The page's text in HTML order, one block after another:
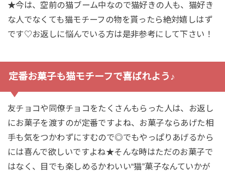
★今は、空前の猫ブーム中なので猫好きの人も、猫好き
な人でなくても猫モチーフの物を貰ったら絶対嬉しはず
です♡お返しに悩んでいる方は是非参考にして下さい！
定番お菓子も猫モチーフで喜ばれよう♪
友チョコや同僚チョコをたくさんもらった人は、お返し
にお菓子を渡すのが定番ですよね、お菓子ならあげた相
手も気をつかわずにすむので◎でもやっぱりあげるから
には喜んで欲しいですよね★そんな時はただのお菓子で
はなく、目でも楽しめるかわいい“猫”菓子なんていかが